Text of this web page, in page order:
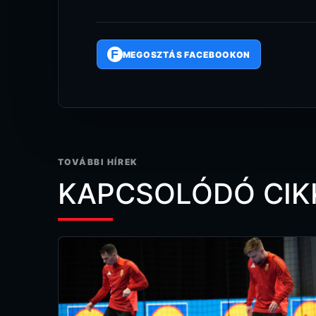
F MEGOSZTÁS FACEBOOKON
TOVÁBBI HÍREK
KAPCSOLÓDÓ